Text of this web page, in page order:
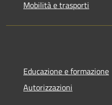
Mobilità e trasporti
Educazione e formazione
Autorizzazioni